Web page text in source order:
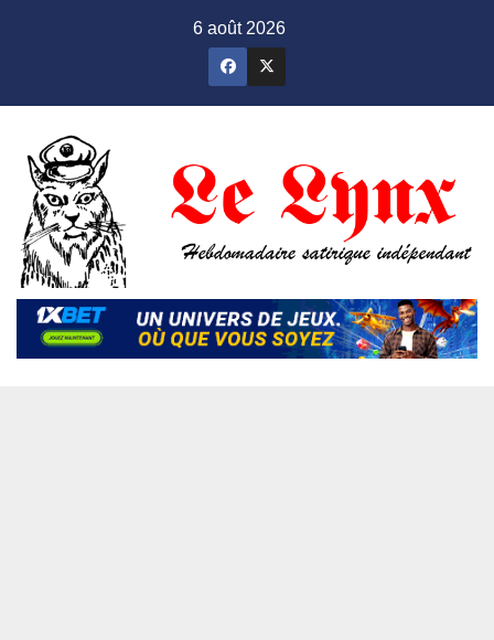
6 août 2026